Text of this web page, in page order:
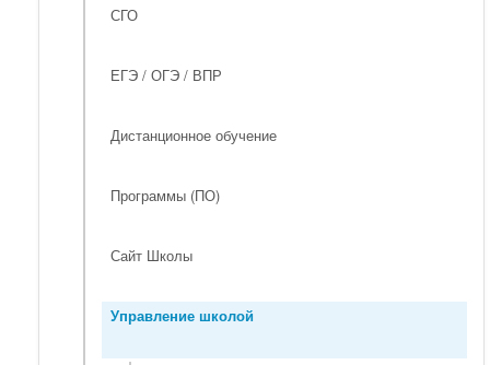
СГО
ЕГЭ / ОГЭ / ВПР
Дистанционное обучение
Программы (ПО)
Сайт Школы
Управление школой